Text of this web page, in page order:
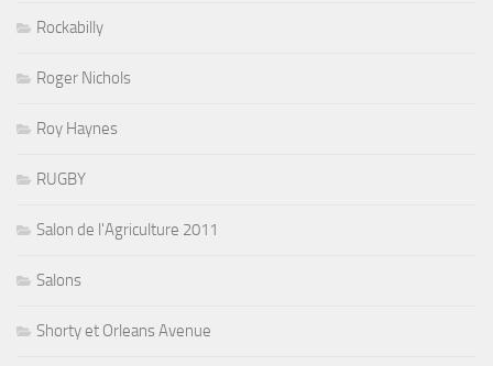
Rockabilly
Roger Nichols
Roy Haynes
RUGBY
Salon de l'Agriculture 2011
Salons
Shorty et Orleans Avenue